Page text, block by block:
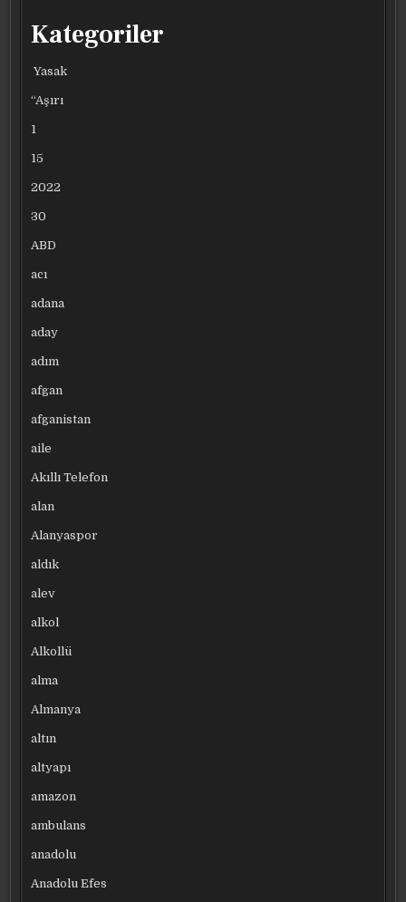
Kategoriler
Yasak
“Aşırı
1
15
2022
30
ABD
acı
adana
aday
adım
afgan
afganistan
aile
Akıllı Telefon
alan
Alanyaspor
aldık
alev
alkol
Alkollü
alma
Almanya
altın
altyapı
amazon
ambulans
anadolu
Anadolu Efes